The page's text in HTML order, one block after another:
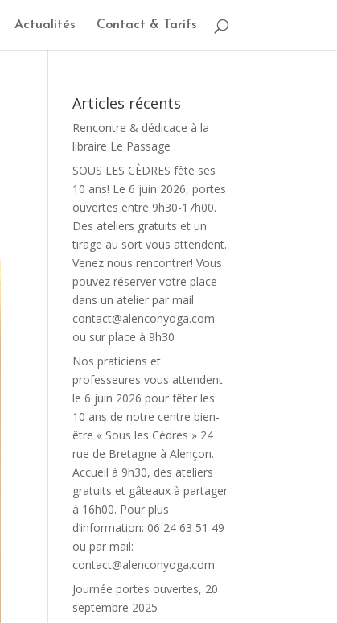
Actualités Contact & Tarifs
Articles récents
Rencontre & dédicace à la
libraire Le Passage
SOUS LES CÈDRES fête ses
10 ans! Le 6 juin 2026, portes
ouvertes entre 9h30-17h00.
Des ateliers gratuits et un
tirage au sort vous attendent.
Venez nous rencontrer! Vous
pouvez réserver votre place
dans un atelier par mail:
contact@alenconyoga.com
ou sur place à 9h30
Nos praticiens et
professeures vous attendent
le 6 juin 2026 pour fêter les
10 ans de notre centre bien-
être « Sous les Cèdres » 24
rue de Bretagne à Alençon.
Accueil à 9h30, des ateliers
gratuits et gâteaux à partager
à 16h00. Pour plus
d’information: 06 24 63 51 49
ou par mail:
contact@alenconyoga.com
Journée portes ouvertes, 20
septembre 2025